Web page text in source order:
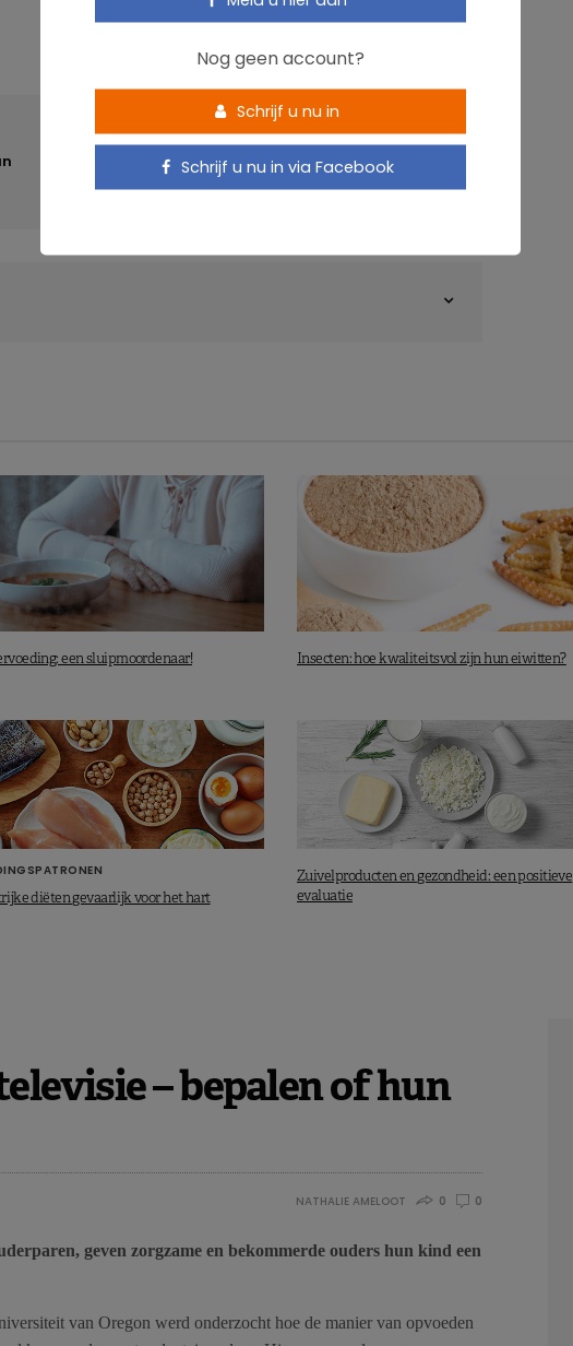
VOLGENDE ARTIKEL
Wezenlijk verschil tussen biologische en
conventionele tomaten
een sluipmoordenaar! Insecten: hoe kwaliteitsvol zijn hun eiwitten?
diëten gevaarlijk voor het hart
Zuivelproducten en gezondheid: een positieve
evaluatie
– bepalen of hun
NATHALIE AMELOOT 0 0
geven zorgzame en bekommerde ouders hun kind een
van Oregon werd onderzocht hoe de manier van opvoeden
Nog geen account?
Schrijf u nu in
Schrijf u nu in via Facebook